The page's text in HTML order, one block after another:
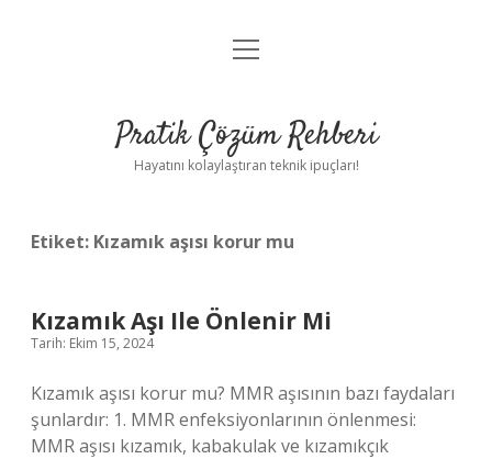
Anasayfa
Yasal Uyarı
menüyü
Pratik Çözüm Rehberi
Hayatını kolaylaştıran teknik ipuçları!
Etiket: Kızamık aşısı korur mu
Kızamık Aşı Ile Önlenir Mi
Tarih: Ekim 15, 2024
Kızamık aşısı korur mu? MMR aşısının bazı faydaları
şunlardır: 1. MMR enfeksiyonlarının önlenmesi:
MMR aşısı kızamık, kabakulak ve kızamıkçık